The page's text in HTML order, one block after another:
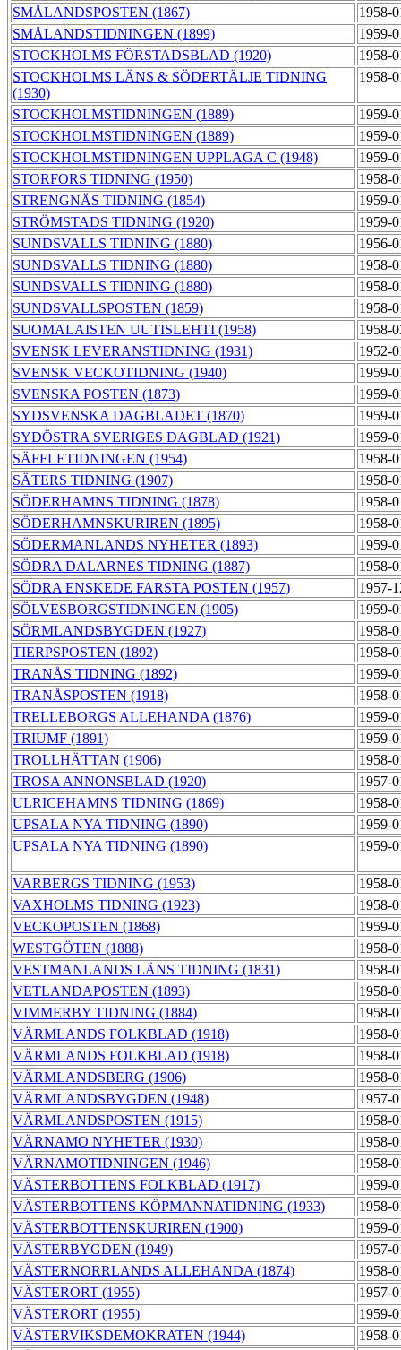
SMÅLANDSPOSTEN (1867)
1958-
SMÅLANDSTIDNINGEN (1899)
1959-
STOCKHOLMS FÖRSTADSBLAD (1920)
1958-
STOCKHOLMS LÄNS & SÖDERTÄLJE TIDNING
(1930)
1958-
STOCKHOLMSTIDNINGEN (1889)
1959-
STOCKHOLMSTIDNINGEN (1889)
1959-
STOCKHOLMSTIDNINGEN UPPLAGA C (1948)
1959-
STORFORS TIDNING (1950)
1958-
STRENGNÄS TIDNING (1854)
1959-
STRÖMSTADS TIDNING (1920)
1959-
SUNDSVALLS TIDNING (1880)
1956-
SUNDSVALLS TIDNING (1880)
1958-
SUNDSVALLS TIDNING (1880)
1958-
SUNDSVALLSPOSTEN (1859)
1958-
SUOMALAISTEN UUTISLEHTI (1958)
1958-
SVENSK LEVERANSTIDNING (1931)
1952-
SVENSK VECKOTIDNING (1940)
1959-
SVENSKA POSTEN (1873)
1959-
SYDSVENSKA DAGBLADET (1870)
1959-
SYDÖSTRA SVERIGES DAGBLAD (1921)
1959-
SÄFFLETIDNINGEN (1954)
1958-
SÄTERS TIDNING (1907)
1958-
SÖDERHAMNS TIDNING (1878)
1958-
SÖDERHAMNSKURIREN (1895)
1958-
SÖDERMANLANDS NYHETER (1893)
1959-
SÖDRA DALARNES TIDNING (1887)
1958-
SÖDRA ENSKEDE FARSTA POSTEN (1957)
1957-
SÖLVESBORGSTIDNINGEN (1905)
1959-
SÖRMLANDSBYGDEN (1927)
1958-
TIERPSPOSTEN (1892)
1958-
TRANÅS TIDNING (1892)
1959-
TRANÅSPOSTEN (1918)
1958-
TRELLEBORGS ALLEHANDA (1876)
1959-
TRIUMF (1891)
1959-
TROLLHÄTTAN (1906)
1958-
TROSA ANNONSBLAD (1920)
1957-
ULRICEHAMNS TIDNING (1869)
1958-
UPSALA NYA TIDNING (1890)
1959-
UPSALA NYA TIDNING (1890)
1959-
VARBERGS TIDNING (1953)
1958-
VAXHOLMS TIDNING (1923)
1958-
VECKOPOSTEN (1868)
1959-
WESTGÖTEN (1888)
1958-
VESTMANLANDS LÄNS TIDNING (1831)
1958-
VETLANDAPOSTEN (1893)
1958-
VIMMERBY TIDNING (1884)
1958-
VÄRMLANDS FOLKBLAD (1918)
1958-
VÄRMLANDS FOLKBLAD (1918)
1958-
VÄRMLANDSBERG (1906)
1958-
VÄRMLANDSBYGDEN (1948)
1957-
VÄRMLANDSPOSTEN (1915)
1958-
VÄRNAMO NYHETER (1930)
1958-
VÄRNAMOTIDNINGEN (1946)
1958-
VÄSTERBOTTENS FOLKBLAD (1917)
1959-
VÄSTERBOTTENS KÖPMANNATIDNING (1933)
1958-
VÄSTERBOTTENSKURIREN (1900)
1959-
VÄSTERBYGDEN (1949)
1957-
VÄSTERNORRLANDS ALLEHANDA (1874)
1958-
VÄSTERORT (1955)
1957-
VÄSTERORT (1955)
1959-
VÄSTERVIKSDEMOKRATEN (1944)
1958-